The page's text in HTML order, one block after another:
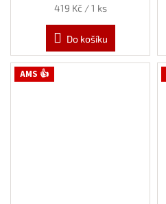
Měrná
419 Kč / 1 ks
Do košíku
AMS 👍